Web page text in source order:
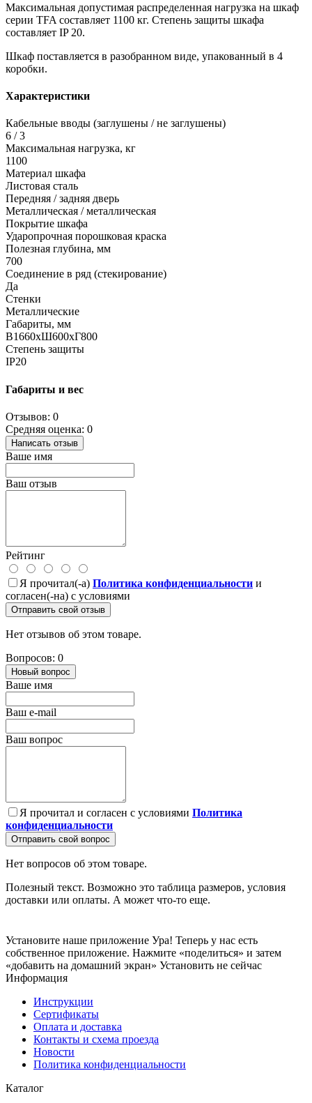
Максимальная допустимая распределенная нагрузка на шкаф
серии TFA составляет 1100 кг. Степень защиты шкафа
составляет IP 20.
Шкаф поставляется в разобранном виде, упакованный в 4
коробки.
Характеристики
Кабельные вводы (заглушены / не заглушены)
6 / 3
Максимальная нагрузка, кг
1100
Материал шкафа
Листовая сталь
Передняя / задняя дверь
Металлическая / металлическая
Покрытие шкафа
Ударопрочная порошковая краска
Полезная глубина, мм
700
Соединение в ряд (стекирование)
Да
Стенки
Металлические
Габариты, мм
В1660хШ600хГ800
Степень защиты
IP20
Габариты и вес
Отзывов: 0
Средняя оценка: 0
Написать отзыв
Ваше имя
Ваш отзыв
Рейтинг
Я прочитал(-а) Политика конфиденциальности и
согласен(-на) с условиями
Отправить свой отзыв
Нет отзывов об этом товаре.
Вопросов: 0
Новый вопрос
Ваше имя
Ваш e-mail
Ваш вопрос
Я прочитал и согласен с условиями Политика
конфиденциальности
Отправить свой вопрос
Нет вопросов об этом товаре.
Полезный текст. Возможно это таблица размеров, условия
доставки или оплаты. А может что-то еще.
Установите наше приложение Ура! Теперь у нас есть
собственное приложение. Нажмите «поделиться» и затем
«добавить на домашний экран» Установить не сейчас
Информация
Инструкции
Сертификаты
Оплата и доставка
Контакты и схема проезда
Новости
Политика конфиденциальности
Каталог